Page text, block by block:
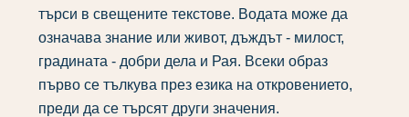
търси в свещените текстове. Водата може да
означава знание или живот, дъждът - милост,
градината - добри дела и Рая. Всеки образ
първо се тълкува през езика на откровението,
преди да се търсят други значения.